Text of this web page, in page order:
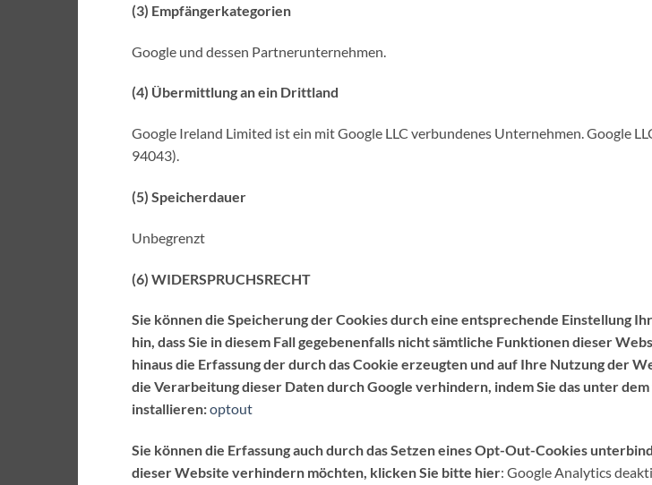
(3) Empfängerkategorien
Google und dessen Partnerunternehmen.
(4) Übermittlung an ein Drittland
Google Ireland Limited ist ein mit Google LLC verbundenes Unternehmen. Google
94043).
(5) Speicherdauer
Unbegrenzt
(6) WIDERSPRUCHSRECHT
Sie können die Speicherung der Cookies durch eine entsprechende Einstellung
hin, dass Sie in diesem Fall gegebenenfalls nicht sämtliche Funktionen dieser
hinaus die Erfassung der durch das Cookie erzeugten und auf Ihre Nutzung der
die Verarbeitung dieser Daten durch Google verhindern, indem Sie das unter
installieren:optout
Sie können die Erfassung auch durch das Setzen eines Opt-Out-Cookies
dieser Website verhindern möchten, klicken Sie bitte hier: Google Analytics